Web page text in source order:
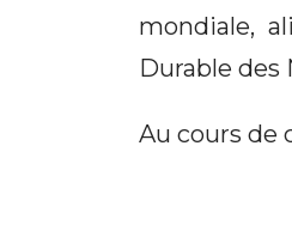
mondiale,
Durable des
Au cours de